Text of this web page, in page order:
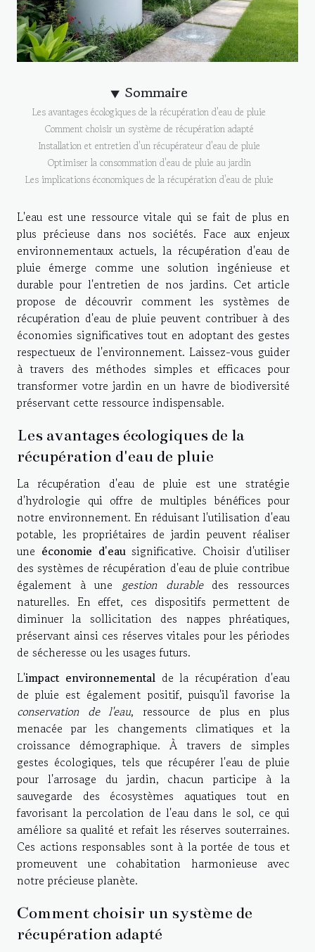
Sommaire
Les avantages écologiques de la récupération d'eau de pluie
Comment choisir un système de récupération adapté
Installation et entretien d'un récupérateur d'eau de pluie
Optimiser la consommation d'eau de pluie au jardin
Les implications économiques de la récupération d'eau de pluie
L'eau est une ressource vitale qui se fait de plus en
plus précieuse dans nos sociétés. Face aux enjeux
environnementaux actuels, la récupération d'eau de
pluie émerge comme une solution ingénieuse et
durable pour l'entretien de nos jardins. Cet article
propose de découvrir comment les systèmes de
récupération d'eau de pluie peuvent contribuer à des
économies significatives tout en adoptant des gestes
respectueux de l'environnement. Laissez-vous guider
à travers des méthodes simples et efficaces pour
transformer votre jardin en un havre de biodiversité
préservant cette ressource indispensable.
Les avantages écologiques de la
récupération d'eau de pluie
La récupération d'eau de pluie est une stratégie
d'hydrologie qui offre de multiples bénéfices pour
notre environnement. En réduisant l'utilisation d'eau
potable, les propriétaires de jardin peuvent réaliser
une économie d'eausignificative. Choisir d'utiliser
des systèmes de récupération d'eau de pluie contribue
également à une gestion durabledes ressources
naturelles. En effet, ces dispositifs permettent de
diminuer la sollicitation des nappes phréatiques,
préservant ainsi ces réserves vitales pour les périodes
de sécheresse ou les usages futurs.
L'impact environnementalde la récupération d'eau
de pluie est également positif, puisqu'il favorise la
conservation de l'eau, ressource de plus en plus
menacée par les changements climatiques et la
croissance démographique. À travers de simples
gestes écologiques, tels que récupérer l'eau de pluie
pour l'arrosage du jardin, chacun participe à la
sauvegarde des écosystèmes aquatiques tout en
favorisant la percolation de l'eau dans le sol, ce qui
améliore sa qualité et refait les réserves souterraines.
Ces actions responsables sont à la portée de tous et
promeuvent une cohabitation harmonieuse avec
notre précieuse planète.
Comment choisir un système de
récupération adapté